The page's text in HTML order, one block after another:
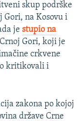
skup podrške
Gori, na Kosovu i
je stupio na
Gori, koji je
crkvene
kritikovali i
zakona po kojoj
države Crne